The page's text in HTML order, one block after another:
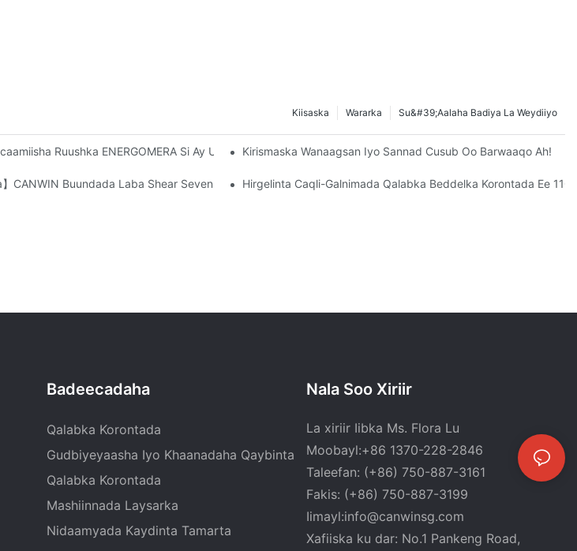
Su&#39;aalaha Badiya La Weydiiyo
Wararka
Kiisaska
Ruushka ENERGOMERA Si Ay U Soo Booqdaan Shirkadda CANWIN!
Kirismaska ​​​​wanaagsan Iyo Sannad Cusub Oo Barwaaqo Ah!
】CANWIN Buundada Laba Shear Seven Punch Oo Toos Ah Oo Toos Ah Ayaa Si Guul Leh Loo Soo Raray
Hirgelinta Caqli-Galnimada Qalabka Beddelka Korontada Ee
Badeecadaha
Qalabka Korontada
Gudbiyeyaasha Iyo Khaanadaha Qaybinta
Qalabka Korontada
Mashiinnada Laysarka
Nidaamyada Kaydinta Tamarta
Nala Soo Xiriir
La xiriir Iibka Ms. Flora Lu
Moobayl:+86 1370-228-2846
Taleefan: (+86) 750-887-3161
Fakis: (+86) 750-887-3199
Iimayl:info@canwinsg.com
Xafiiska ku dar: No.1 Pankeng Road,